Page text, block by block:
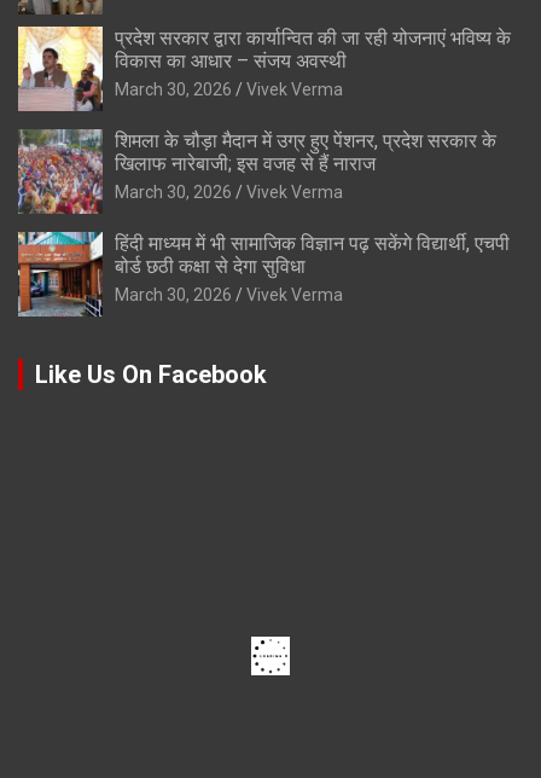
प्रदेश सरकार द्वारा कार्यान्वित की जा रही योजनाएं भविष्य के
विकास का आधार – संजय अवस्थी
March 30, 2026 Vivek Verma
शिमला के चौड़ा मैदान में उग्र हुए पेंशनर, प्रदेश सरकार के
खिलाफ नारेबाजी; इस वजह से हैं नाराज
March 30, 2026 Vivek Verma
हिंदी माध्यम में भी सामाजिक विज्ञान पढ़ सकेंगे विद्यार्थी, एचपी
बोर्ड छठी कक्षा से देगा सुविधा
March 30, 2026 Vivek Verma
Like Us On Facebook